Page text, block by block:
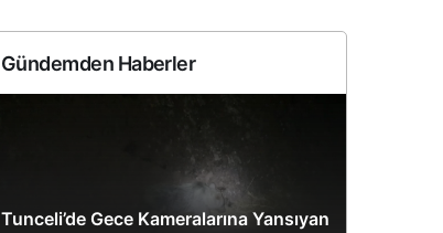
Gündemden Haberler
Tunceli’de Gece Kameralarına Yansıyan